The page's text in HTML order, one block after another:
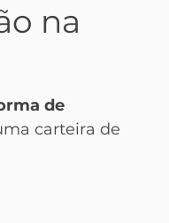
na
de
carteira de